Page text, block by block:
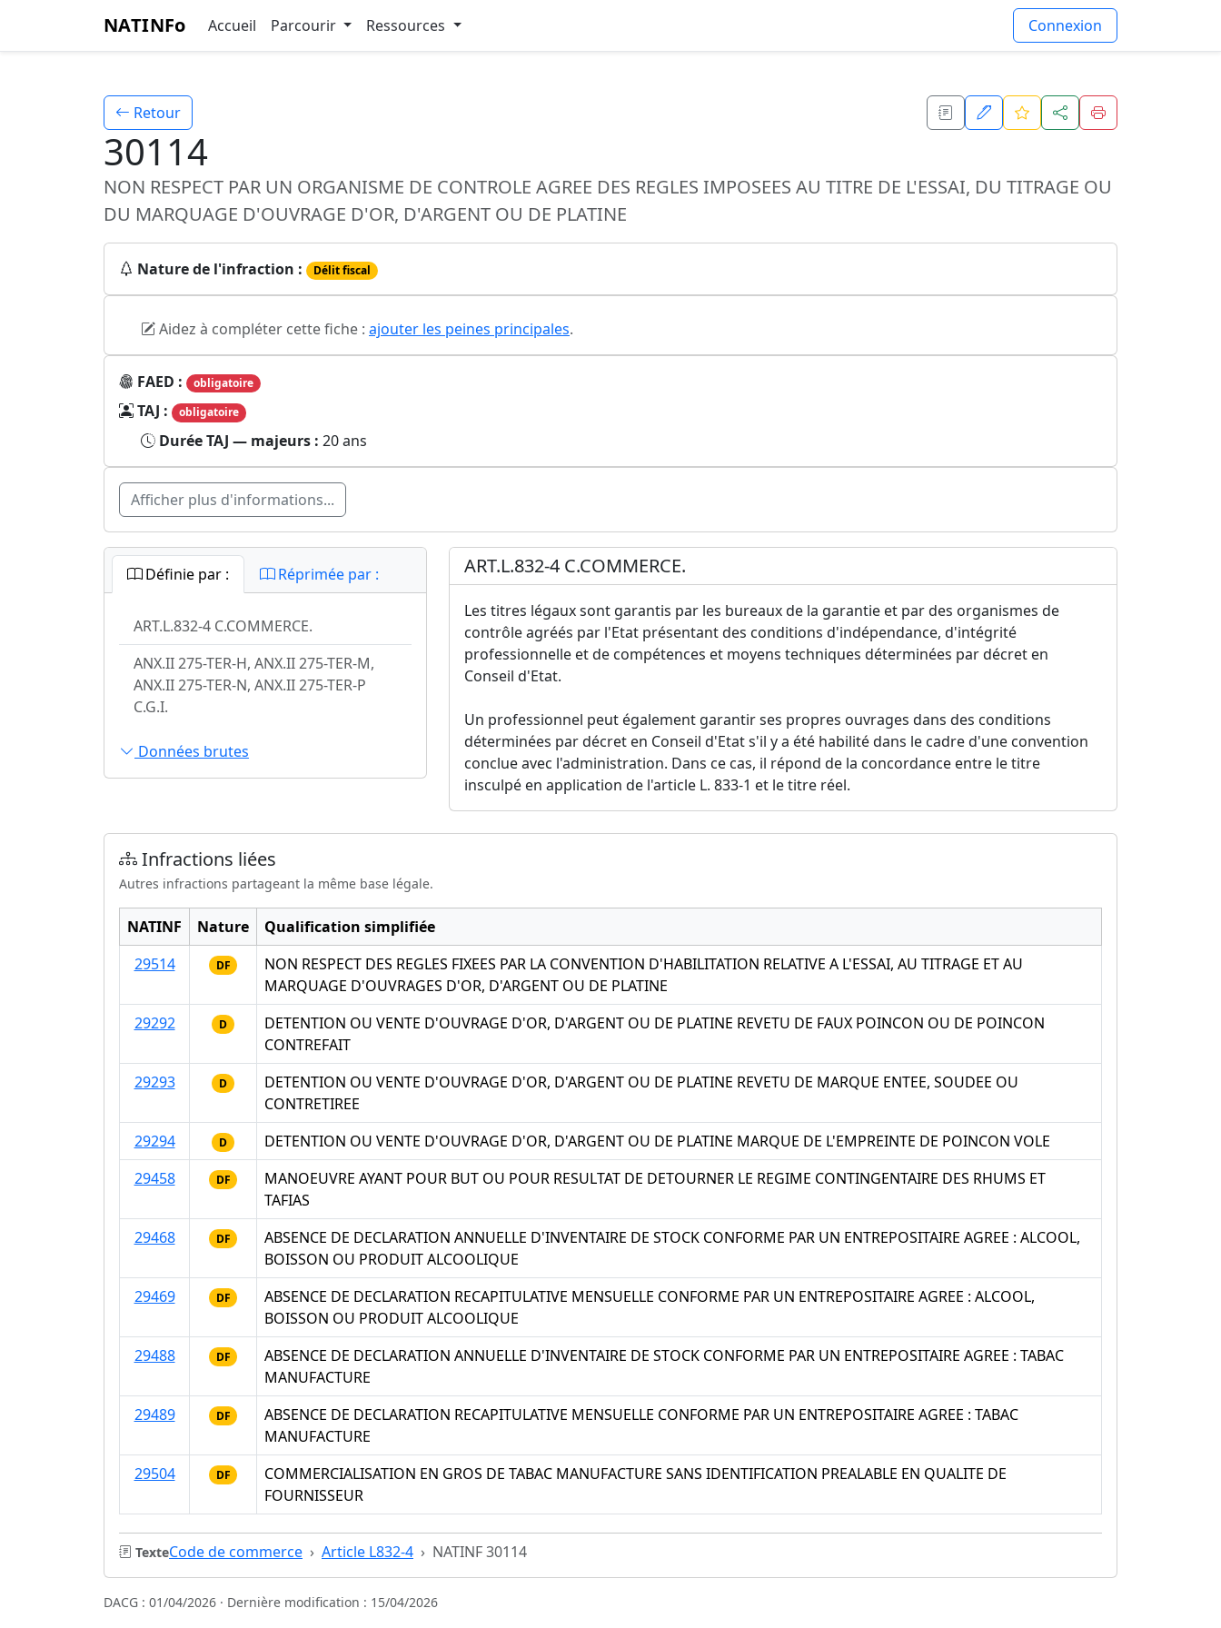
NATINFo Accueil Parcourir Ressources Connexion
Retour
30114
NON RESPECT PAR UN ORGANISME DE CONTROLE AGREE DES REGLES IMPOSEES AU TITRE DE L'ESSAI, DU TITRAGE OU
DU MARQUAGE D'OUVRAGE D'OR, D'ARGENT OU DE PLATINE
Nature de l'infraction : Délit fiscal
Aidez à compléter cette fiche : ajouter les peines principales.
FAED : obligatoire
TAJ : obligatoire
Durée TAJ — majeurs : 20 ans
Afficher plus d'informations...
Définie par : Réprimée par :
ART.L.832-4 C.COMMERCE.
ANX.II 275-TER-H, ANX.II 275-TER-M,
ANX.II 275-TER-N, ANX.II 275-TER-P
C.G.I.
Données brutes
ART.L.832-4 C.COMMERCE.
Les titres légaux sont garantis par les bureaux de la garantie et par des organismes de
contrôle agréés par l'Etat présentant des conditions d'indépendance, d'intégrité
professionnelle et de compétences et moyens techniques déterminées par décret en
Conseil d'Etat.
Un professionnel peut également garantir ses propres ouvrages dans des conditions
déterminées par décret en Conseil d'Etat s'il y a été habilité dans le cadre d'une convention
conclue avec l'administration. Dans ce cas, il répond de la concordance entre le titre
insculpé en application de l'article L. 833-1 et le titre réel.
Infractions liées
Autres infractions partageant la même base légale.
NATINF Nature
Qualification simplifiée
29514
DF
NON RESPECT DES REGLES FIXEES PAR LA CONVENTION D'HABILITATION RELATIVE A L'ESSAI, AU TITRAGE ET AU
MARQUAGE D'OUVRAGES D'OR, D'ARGENT OU DE PLATINE
29292
D
DETENTION OU VENTE D'OUVRAGE D'OR, D'ARGENT OU DE PLATINE REVETU DE FAUX POINCON OU DE POINCON
CONTREFAIT
29293
D
DETENTION OU VENTE D'OUVRAGE D'OR, D'ARGENT OU DE PLATINE REVETU DE MARQUE ENTEE, SOUDEE OU
CONTRETIREE
29294
D
DETENTION OU VENTE D'OUVRAGE D'OR, D'ARGENT OU DE PLATINE MARQUE DE L'EMPREINTE DE POINCON VOLE
29458
DF
MANOEUVRE AYANT POUR BUT OU POUR RESULTAT DE DETOURNER LE REGIME CONTINGENTAIRE DES RHUMS ET
TAFIAS
29468
DF
ABSENCE DE DECLARATION ANNUELLE D'INVENTAIRE DE STOCK CONFORME PAR UN ENTREPOSITAIRE AGREE : ALCOOL,
BOISSON OU PRODUIT ALCOOLIQUE
29469
DF
ABSENCE DE DECLARATION RECAPITULATIVE MENSUELLE CONFORME PAR UN ENTREPOSITAIRE AGREE : ALCOOL,
BOISSON OU PRODUIT ALCOOLIQUE
29488
DF
ABSENCE DE DECLARATION ANNUELLE D'INVENTAIRE DE STOCK CONFORME PAR UN ENTREPOSITAIRE AGREE : TABAC
MANUFACTURE
29489
DF
ABSENCE DE DECLARATION RECAPITULATIVE MENSUELLE CONFORME PAR UN ENTREPOSITAIRE AGREE : TABAC
MANUFACTURE
29504
DF
COMMERCIALISATION EN GROS DE TABAC MANUFACTURE SANS IDENTIFICATION PREALABLE EN QUALITE DE
FOURNISSEUR
TexteCode de commerce Article L832-4 NATINF 30114
DACG : 01/04/2026 · Dernière modification : 15/04/2026